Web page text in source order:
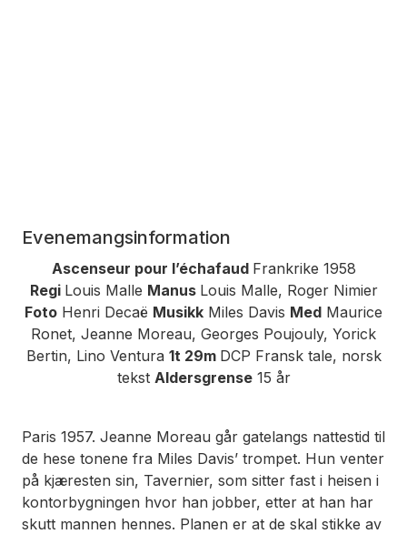
Evenemangsinformation
Ascenseur pour l’échafaud Frankrike 1958
Regi Louis Malle Manus Louis Malle, Roger Nimier
Foto Henri Decaë Musikk Miles Davis Med Maurice
Ronet, Jeanne Moreau, Georges Poujouly, Yorick
Bertin, Lino Ventura 1t 29m DCP Fransk tale, norsk
tekst Aldersgrense15 år
Paris 1957. Jeanne Moreau går gatelangs nattestid til
de hese tonene fra Miles Davis’ trompet. Hun venter
på kjæresten sin, Tavernier, som sitter fast i heisen i
kontorbygningen hvor han jobber, etter at han har
skutt mannen hennes. Planen er at de skal stikke av